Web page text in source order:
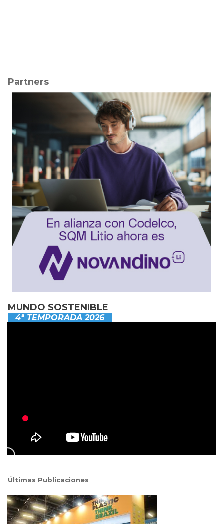
Partners
MUNDO SOSTENIBLE
4ª TEMPORADA 2026
Últimas Publicaciones